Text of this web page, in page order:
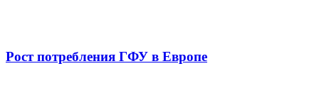
Рост потребления ГФУ в Европе